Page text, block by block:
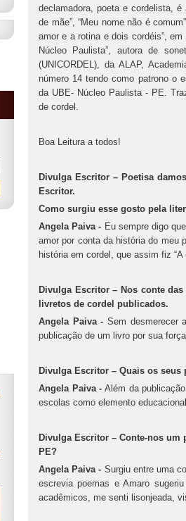
declamadora, poeta e cordelista, é
de mãe”, “Meu nome não é
amor e a rotina e dois cordéis”,
Núcleo Paulista”, autora de
(UNICORDEL), da ALAP,
número 14 tendo como patrono o
da UBE- Núcleo Paulista - PE.
de cordel.
Boa Leitura a todos!
Divulga Escritor – Poetisa
Escritor.
Como surgiu esse gosto pela
Angela Paiva - Eu sempre digo
amor por conta da história do meu
história em cordel, que assim fiz
Divulga Escritor – Nos conte
livretos de cordel publicados.
Angela Paiva - Sem desmerecer
publicação de um livro por sua
Divulga Escritor – Quais os
Angela Paiva - Além da
escolas como elemento
Divulga Escritor – Conte-nos um
PE?
Angela Paiva - Surgiu entre uma
escrevia poemas e Amaro
acadêmicos, me senti lisonjeada,